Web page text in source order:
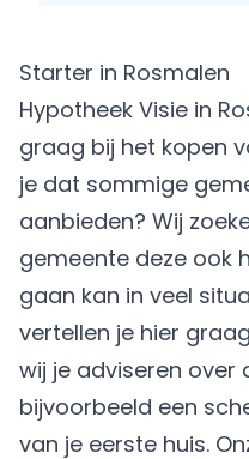
Starter in Rosmalen
Hypotheek Visie in
graag bij het kopen
je dat sommige
aanbieden? Wij
gemeente deze ook
gaan kan in veel
vertellen je hier
wij je adviseren over
bijvoorbeeld een
van je eerste huis.